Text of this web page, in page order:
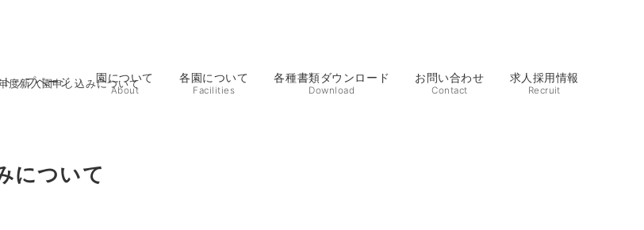
トップページ 園について
About
各園について
Facilities
各種書類ダウンロード
Download
お問い合わせ
Contact
求人採用情報
Recruit
度新入園申し込みについて
について